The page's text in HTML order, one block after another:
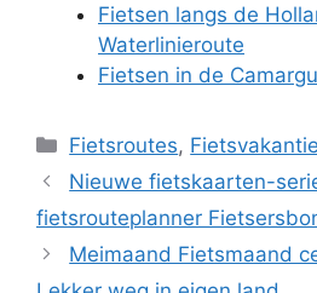
Fietsen langs de
Waterlinieroute
Fietsen in de
Categorieën
Fietsroutes, Fietsvakantie
Nieuwe fietskaarten-
fietsrouteplanner
Meimaand Fietsmaand